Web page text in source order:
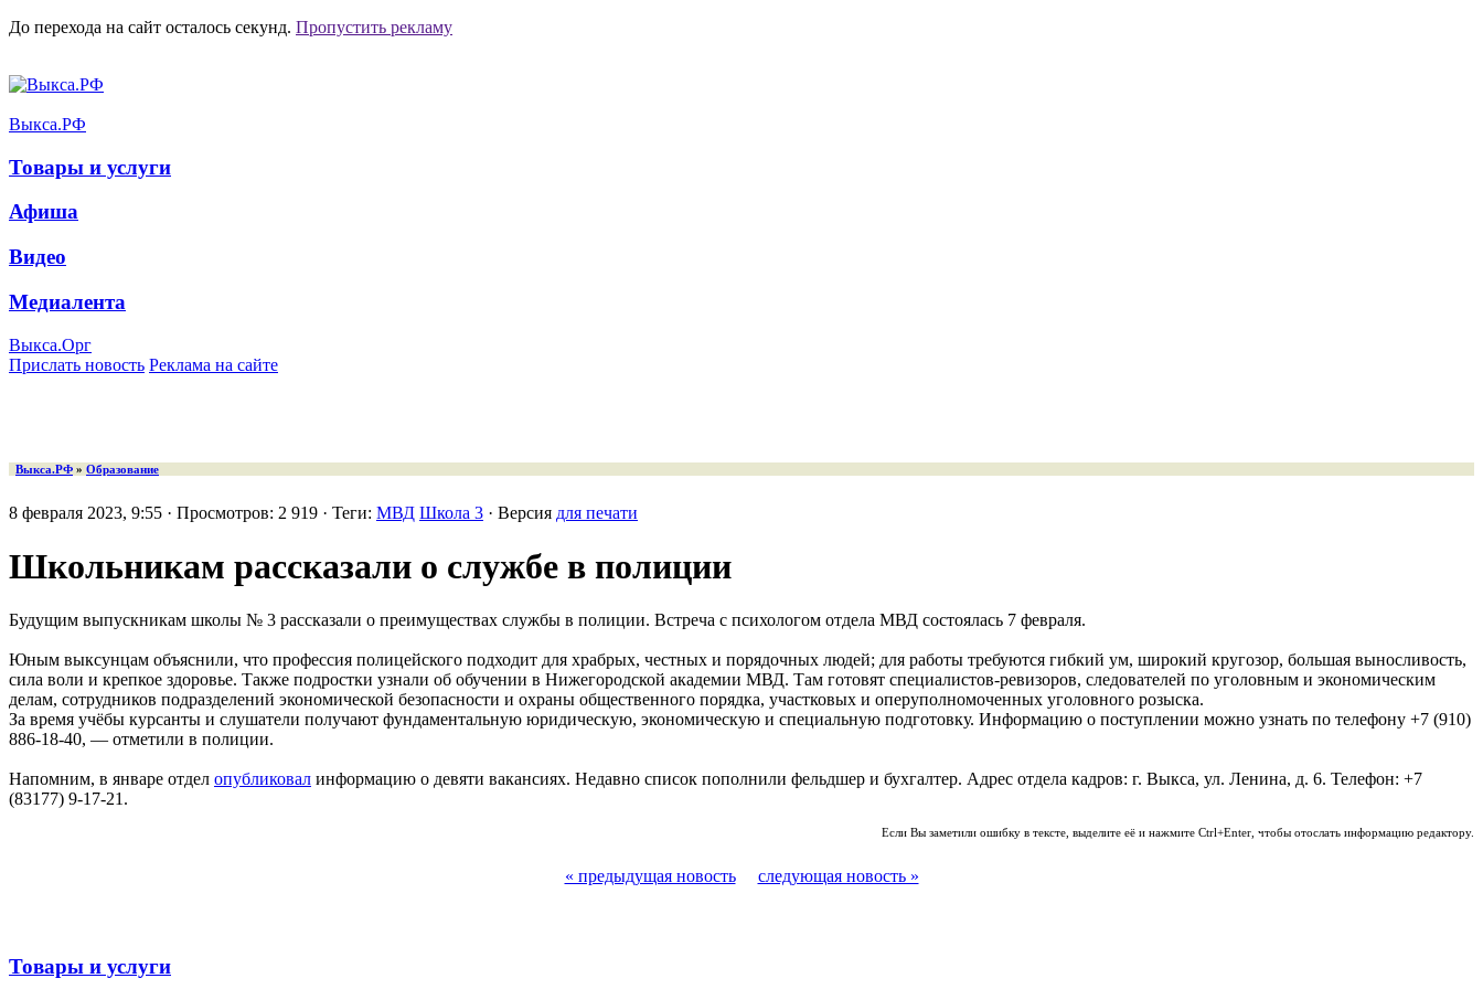
До перехода на сайт осталось секунд. Пропустить рекламу
Выкса.РФ
Товары и услуги
Афиша
Видео
Медиалента
Выкса.Орг
Прислать новость Реклама на сайте
Выкса.РФ » Образование
8 февраля 2023, 9:55 · Просмотров: 2 919 · Теги: МВД Школа 3 · Версия для печати
Школьникам рассказали о службе в полиции
Будущим выпускникам школы № 3 рассказали о преимуществах службы в полиции. Встреча с психологом отдела МВД состоялась 7 февраля.
Юным выксунцам объяснили, что профессия полицейского подходит для храбрых, честных и порядочных людей; для работы требуются гибкий ум, широкий кругозор, большая выносливость,
сила воли и крепкое здоровье. Также подростки узнали об обучении в Нижегородской академии МВД. Там готовят специалистов-ревизоров, следователей по уголовным и экономическим
делам, сотрудников подразделений экономической безопасности и охраны общественного порядка, участковых и оперуполномоченных уголовного розыска.
За время учёбы курсанты и слушатели получают фундаментальную юридическую, экономическую и специальную подготовку. Информацию о поступлении можно узнать по телефону +7 (910)
886-18-40, — отметили в полиции.
Напомним, в январе отдел опубликовал информацию о девяти вакансиях. Недавно список пополнили фельдшер и бухгалтер. Адрес отдела кадров: г. Выкса, ул. Ленина, д. 6. Телефон: +7
(83177) 9-17-21.
Если Вы заметили ошибку в тексте, выделите её и нажмите Ctrl+Enter, чтобы отослать информацию редактору.
« предыдущая новость следующая новость »
Товары и услуги